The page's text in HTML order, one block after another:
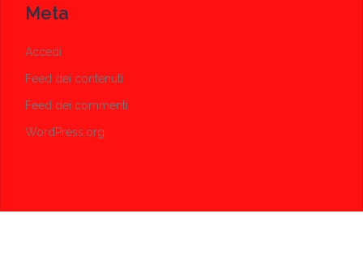
Meta
Accedi
Feed dei contenuti
Feed dei commenti
WordPress.org